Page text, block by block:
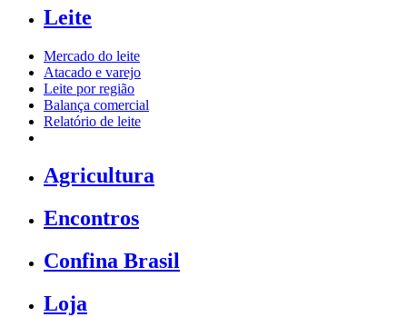
Leite
Mercado do leite
Atacado e varejo
Leite por região
Balança comercial
Relatório de leite
Agricultura
Encontros
Confina Brasil
Loja